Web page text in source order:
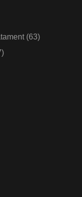
(63)